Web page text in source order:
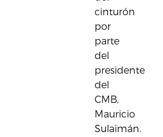
cinturón
por
parte
del
presidente
del
CMB,
Mauricio
Sulaimán.